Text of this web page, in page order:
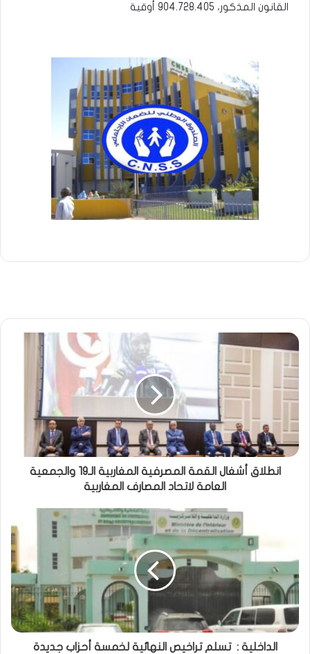
القانون المذكور، 904.728.405 أوقية
انطلاق أشغال القمة المصرفية المغاربية الـ19 والجمعية
العامة لاتحاد المصارف المغاربية
الداخلية : تسلم تراخيص النهائية لخمسة أحزاب جديدة